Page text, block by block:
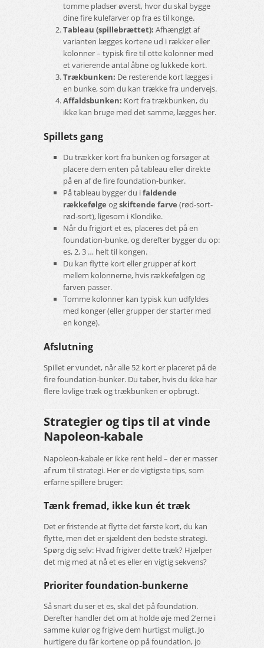
tomme pladser øverst, hvor du skal bygge
dine fire kulefarver op fra es til konge.
Tableau (spillebrættet): Afhængigt af
varianten lægges kortene ud i rækker eller
kolonner – typisk fire til otte kolonner med
et varierende antal åbne og lukkede kort.
Trækbunken: De resterende kort lægges i
en bunke, som du kan trække fra undervejs.
Affaldsbunken: Kort fra trækbunken, du
ikke kan bruge med det samme, lægges her.
Spillets gang
Du trækker kort fra bunken og forsøger at
placere dem enten på tableau eller direkte
på en af de fire foundation-bunker.
På tableau bygger du ifaldende
rækkefølge ogskiftende farve (rød-sort-
rød-sort), ligesom i Klondike.
Når du frigjort et es, placeres det på en
foundation-bunke, og derefter bygger du op:
es, 2, 3 … helt til kongen.
Du kan flytte kort eller grupper af kort
mellem kolonnerne, hvis rækkefølgen og
farven passer.
Tomme kolonner kan typisk kun udfyldes
med konger (eller grupper der starter med
en konge).
Afslutning
Spillet er vundet, når alle 52 kort er placeret på de
fire foundation-bunker. Du taber, hvis du ikke har
flere lovlige træk og trækbunken er opbrugt.
Strategier og tips til at vinde
Napoleon-kabale
Napoleon-kabale er ikke rent held – der er masser
af rum til strategi. Her er de vigtigste tips, som
erfarne spillere bruger:
Tænk fremad, ikke kun ét træk
Det er fristende at flytte det første kort, du kan
flytte, men det er sjældent den bedste strategi.
Spørg dig selv: Hvad frigiver dette træk? Hjælper
det mig med at nå et es eller en vigtig sekvens?
Prioriter foundation-bunkerne
Så snart du ser et es, skal det på foundation.
Derefter handler det om at holde øje med 2’erne i
samme kulør og frigive dem hurtigst muligt. Jo
hurtigere du får kortene op på foundation, jo